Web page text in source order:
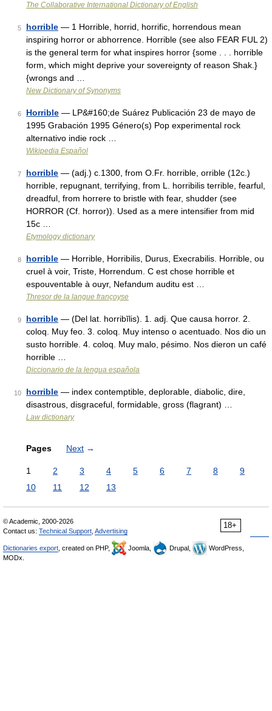
The Collaborative International Dictionary of English
5 horrible — 1 Horrible, horrid, horrific, horrendous mean
inspiring horror or abhorrence. Horrible (see also FEAR FUL 2)
is the general term for what inspires horror {some . . . horrible
form, which might deprive your sovereignty of reason Shak.}
{wrongs and …
New Dictionary of Synonyms
6 Horrible — LP&#160;de Suárez Publicación 23 de mayo de
1995 Grabación 1995 Género(s) Pop experimental rock
alternativo indie rock …
Wikipedia Español
7 horrible — (adj.) c.1300, from O.Fr. horrible, orrible (12c.)
horrible, repugnant, terrifying, from L. horribilis terrible, fearful,
dreadful, from horrere to bristle with fear, shudder (see
HORROR (Cf. horror)). Used as a mere intensifier from mid
15c …
Etymology dictionary
8 horrible — Horrible, Horribilis, Durus, Execrabilis. Horrible, ou
cruel à voir, Triste, Horrendum. C est chose horrible et
espouventable à ouyr, Nefandum auditu est …
Thresor de la langue françoyse
9 horrible — (Del lat. horribĭlis). 1. adj. Que causa horror. 2.
coloq. Muy feo. 3. coloq. Muy intenso o acentuado. Nos dio un
susto horrible. 4. coloq. Muy malo, pésimo. Nos dieron un café
horrible …
Diccionario de la lengua española
10 horrible — index contemptible, deplorable, diabolic, dire,
disastrous, disgraceful, formidable, gross (flagrant) …
Law dictionary
Pages Next →
1 2 3 4 5 6 7 8
9
10
11 12 13
18+
© Academic, 2000-2026
Contact us: Technical Support Advertising
Dictionaries export , created on PHP, Joomla, Drupal,
WordPress,
MODx.